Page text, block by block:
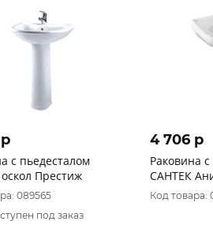
с пьедесталом
Престиж
089565
под заказ
4 706 p
Раковина
САНТЕК
Код товара: